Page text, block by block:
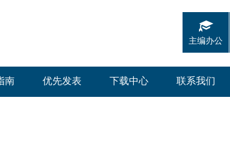
主编办公
南 优先发表 下载中心 联系我们